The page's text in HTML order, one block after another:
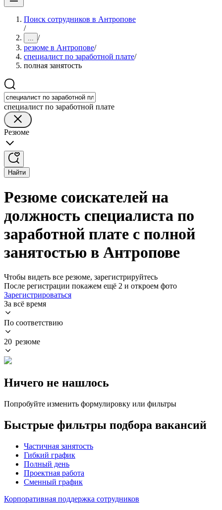
Поиск сотрудников в Антропове
/
... /
резюме в Антропове/
специалист по заработной плате/
полная занятость
специалист по заработной плате
Резюме
Найти
Резюме соискателей на
должность специалиста по
заработной плате с полной
занятостью в Антропове
Чтобы видеть все резюме, зарегистрируйтесь
После регистрации покажем ещё 2 и откроем фото
Зарегистрироваться
За всё время
По соответствию
20 резюме
Ничего не нашлось
Попробуйте изменить формулировку или фильтры
Быстрые фильтры подбора вакансий
Частичная занятость
Гибкий график
Полный день
Проектная работа
Сменный график
Корпоративная поддержка сотрудников